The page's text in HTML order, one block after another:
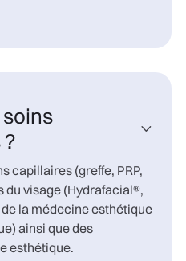

capillaires (greffe, PRP,
du visage (Hydrafacial®,
la médecine esthétique
ainsi que des
esthétique.